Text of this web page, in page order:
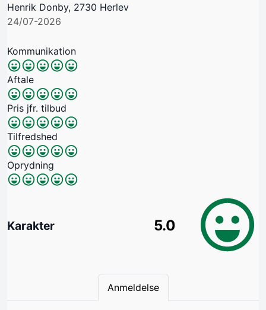
Henrik Donby, 2730 Herlev
24/07-2026
Kommunikation
Aftale
Pris jfr. tilbud
Tilfredshed
Oprydning
Karakter 5.0
Anmeldelse